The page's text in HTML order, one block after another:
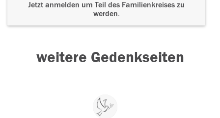
Jetzt anmelden um Teil des Familienkreises zu
werden.
weitere Gedenkseiten